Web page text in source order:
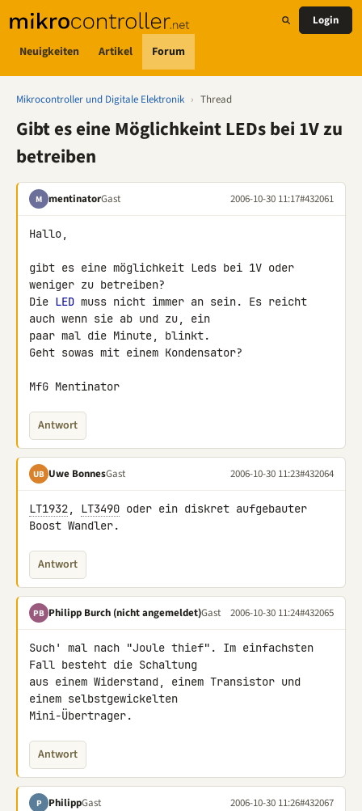
Neuigkeiten Artikel Forum
Login
Mikrocontroller und Digitale Elektronik › Thread
Gibt es eine Möglichkeint LEDs bei 1V zu
betreiben
M mentinatorGast 2006-10-30 11:17#432061
Hallo,
gibt es eine möglichkeit Leds bei 1V oder
weniger zu betreiben?
Die LED muss nicht immer an sein. Es reicht
auch wenn sie ab und zu, ein
paar mal die Minute, blinkt.
Geht sowas mit einem Kondensator?
MfG Mentinator
Antwort
UB Uwe BonnesGast 2006-10-30 11:23#432064
LT1932, LT3490 oder ein diskret aufgebauter
Boost Wandler.
Antwort
PB Philipp Burch (nicht angemeldet)Gast 2006-10-30 11:24#432065
Such' mal nach "Joule thief". Im einfachsten
Fall besteht die Schaltung
aus einem Widerstand, einem Transistor und
einem selbstgewickelten
Mini-Übertrager.
Antwort
P PhilippGast 2006-10-30 11:26#432067